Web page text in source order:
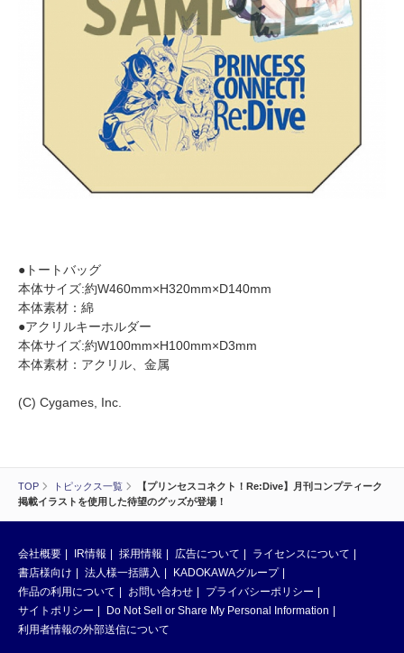
TOP トピックス一覧
【プリンセスコネクト！Re:Dive】月刊コンプティーク
掲載イラストを使用した待望のグッズが登場！
●トートバッグ
本体サイズ:約W460mm×H320mm×D140mm
本体素材：綿
●アクリルキーホルダー
本体サイズ:約W100mm×H100mm×D3mm
本体素材：アクリル、金属
(C) Cygames, Inc.
会社概要 IR情報 採用情報 広告について
ライセンスについて
書店様向け
法人様一括購入
KADOKAWAグループ
作品の利用について
お問い合わせ
プライバシーポリシー
サイトポリシー
Do Not Sell or Share My Personal Information
利用者情報の外部送信について